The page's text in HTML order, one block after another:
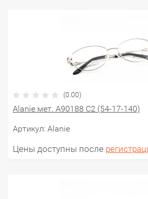
(0.00)
Alanie мет. A90188 C2 (54-17-140)
Артикул: Alanie
Цены доступны после